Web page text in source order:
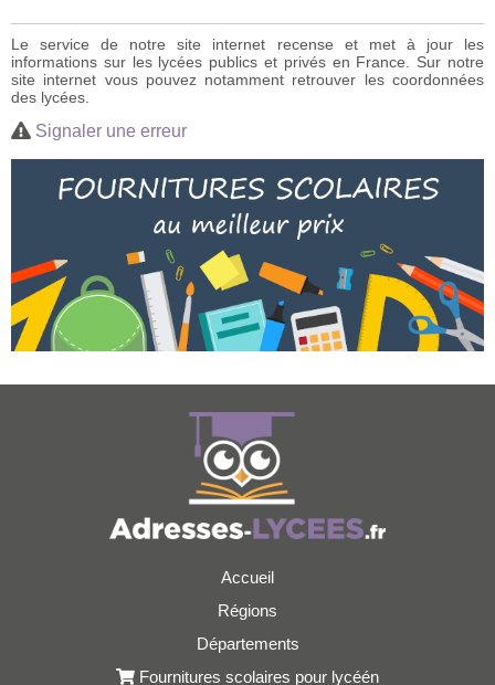
Le service de notre site internet recense et met à jour les
informations sur les lycées publics et privés en France. Sur notre
site internet vous pouvez notamment retrouver les coordonnées
des lycées.
Signaler une erreur
Accueil
Régions
Départements
Fournitures scolaires pour lycéén